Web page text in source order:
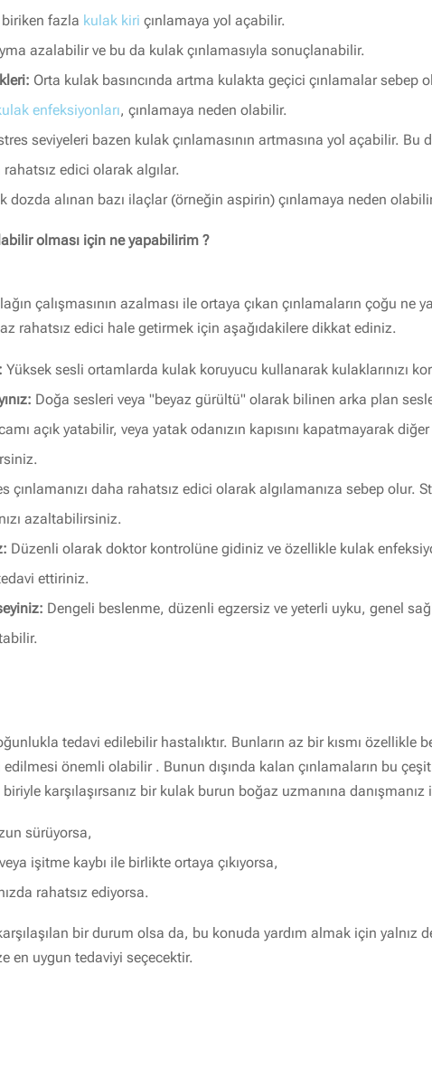
fazla kulak kiri çınlamaya yol açabilir.
azalabilir ve bu da kulak çınlamasıyla sonuçlanabilir.
Orta kulak basıncında artma kulakta geçici çınlamalar sebep
enfeksiyonları, çınlamaya neden olabilir.
seviyeleri bazen kulak çınlamasının artmasına yol açabilir. Bu
edici olarak algılar.
dozda alınan bazı ilaçlar (örneğin aspirin) çınlamaya neden
olması için ne yapabilirim ?
çalışmasının azalması ile ortaya çıkan çınlamaların çoğu ne
az rahatsız edici hale getirmek için aşağıdakilere dikkat ediniz.
Yüksek sesli ortamlarda kulak koruyucu kullanarak kulaklarınızı
Doğa sesleri veya "beyaz gürültü" olarak bilinen arka plan
açık yatabilir, veya yatak odanızın kapısını kapatmayarak
çınlamanızı daha rahatsız edici olarak algılamanıza sebep olur.
azaltabilirsiniz.
Düzenli olarak doktor kontrolüne gidiniz ve özellikle kulak
ettiriniz.
Dengeli beslenme, düzenli egzersiz ve yeterli uyku, genel
tedavi edilebilir hastalıktır. Bunların az bir kısmı özellikle
önemli olabilir . Bunun dışında kalan çınlamaların bu
karşılaşırsanız bir kulak burun boğaz uzmanına danışmanız
sürüyorsa,
işitme kaybı ile birlikte ortaya çıkıyorsa,
rahatsız ediyorsa.
bir durum olsa da, bu konuda yardım almak için yalnız
en uygun tedaviyi seçecektir.